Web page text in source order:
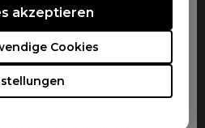
Cookies
akzeptieren
eine Rücksendung an einen
bestimmt. Wurde Ihnen das
bitten wir Sie, die
parat zu halten.